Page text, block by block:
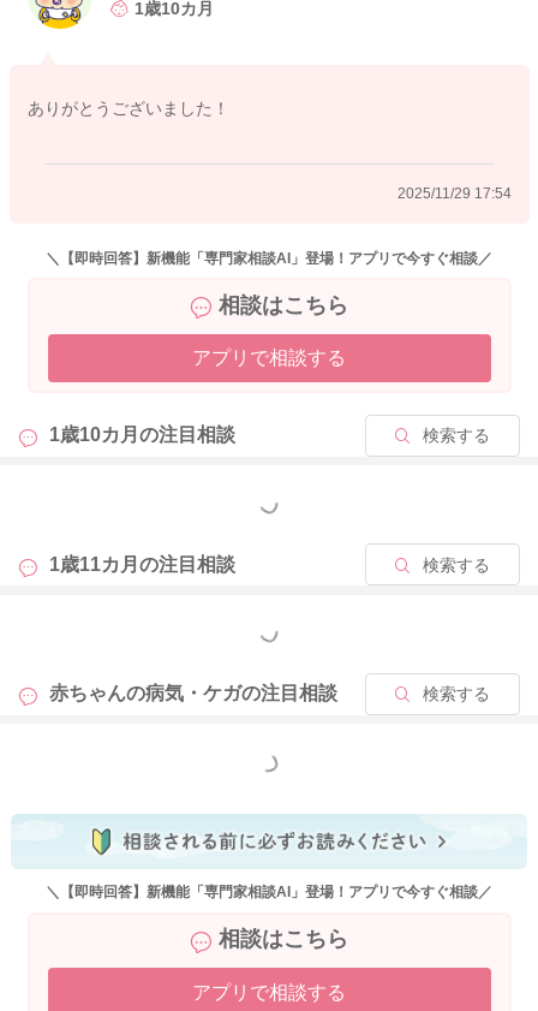
1歳10カ月
ありがとうございました！
2025/11/29 17:54
＼【即時回答】新機能「専門家相談AI」登場！アプリで今すぐ相談／
相談はこちら
アプリで相談する
1歳10カ月の注目相談 検索する
もっと見る
1歳11カ月の注目相談 検索する
もっと見る
赤ちゃんの病気・ケガの注目相談 検索する
もっと見る
＼【即時回答】新機能「専門家相談AI」登場！アプリで今すぐ相談／
相談はこちら
アプリで相談する